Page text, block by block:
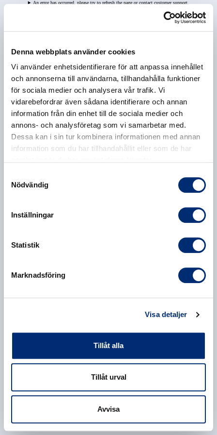
Denna webbplats använder cookies
Vi använder enhetsidentifierare för att anpassa innehållet
och annonserna till användarna, tillhandahålla funktioner
för sociala medier och analysera vår trafik. Vi
vidarebefordrar även sådana identifierare och annan
information från din enhet till de sociala medier och
annons- och analysföretag som vi samarbetar med.
Dessa kan i sin tur kombinera informationen med annan
information som du har tillhandahållit eller som de har
Nödvändig
Inställningar
Statistik
Marknadsföring
Visa detaljer
Tillåt alla
Tillåt urval
Avvisa
An error has occurred, please try to refresh the page or contact customer support.